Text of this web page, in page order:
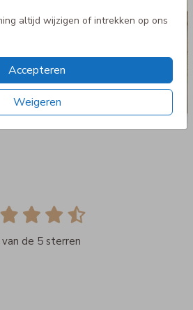
altijd wijzigen of intrekken op ons
Accepteren
Weigeren
van de 5 sterren